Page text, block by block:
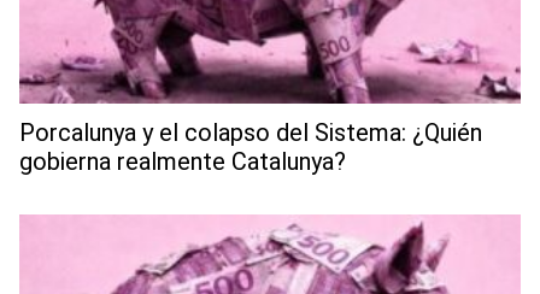
Porcalunya y el colapso del Sistema: ¿Quién
gobierna realmente Catalunya?